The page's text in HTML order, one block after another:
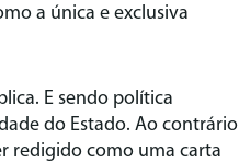
a única e exclusiva
E sendo política
do Estado. Ao contrário
redigido como uma carta